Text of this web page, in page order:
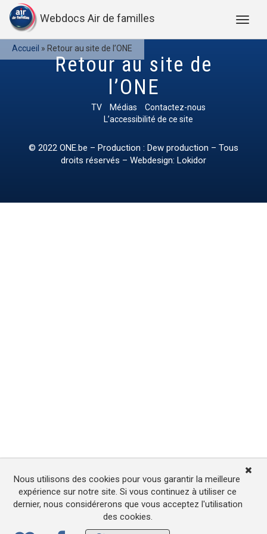
Webdocs Air de familles
Accueil » Retour au site de l’ONE
Retour au site de
l’ONE
TV Médias
Contactez-nous
L’accessibilité de ce site
© 2022 ONE.be – Production : Dew production – Tous
droits réservés – Webdesign: Lokidor
Nous utilisons des cookies pour vous garantir la meilleure
expérience sur notre site. Si vous continuez à utiliser ce
dernier, nous considérerons que vous acceptez l'utilisation
des cookies.